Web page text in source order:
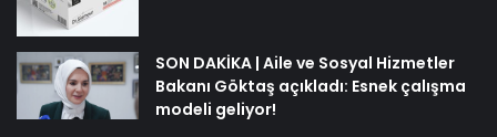
SON DAKİKA | Aile ve Sosyal Hizmetler
Bakanı Göktaş açıkladı: Esnek çalışma
modeli geliyor!